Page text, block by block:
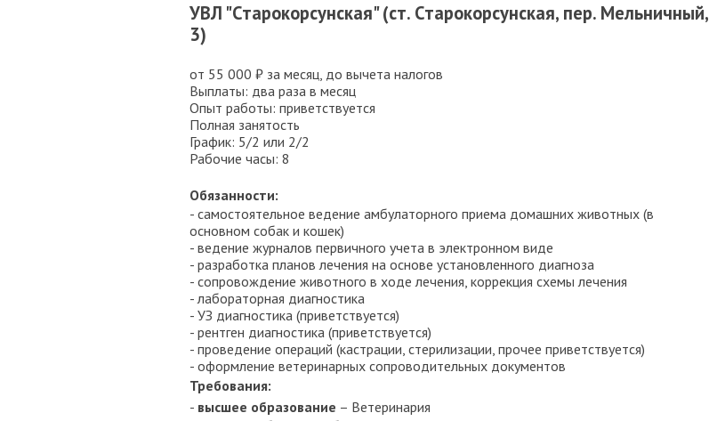
УВЛ "Старокорсунская" (ст. Старокорсунская, пер. Мельничный,
3)
от 55 000 ₽ за месяц, до вычета налогов
Выплаты: два раза в месяц
Опыт работы: приветствуется
Полная занятость
График: 5/2 или 2/2
Рабочие часы: 8
Обязанности:
- самостоятельное ведение амбулаторного приема домашних животных (в
основном собак и кошек)
- ведение журналов первичного учета в электронном виде
- разработка планов лечения на основе установленного диагноза
- сопровождение животного в ходе лечения, коррекция схемы лечения
- лабораторная диагностика
- УЗ диагностика (приветствуется)
- рентген диагностика (приветствуется)
- проведение операций (кастрации, стерилизации, прочее приветствуется)
- оформление ветеринарных сопроводительных документов
Требования:
- высшее образование – Ветеринария